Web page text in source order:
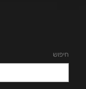
חיפוש